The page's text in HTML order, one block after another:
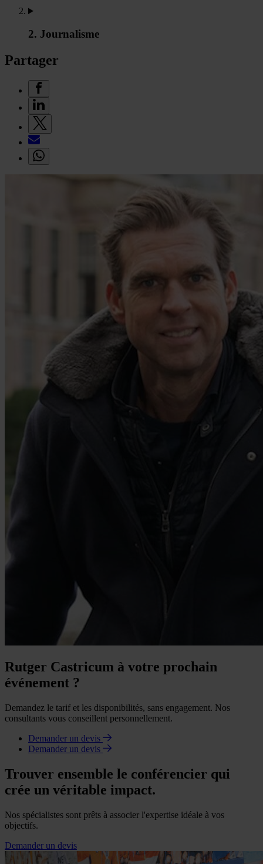
2. Journalisme
Partager
Rutger Castricum à votre prochain
événement ?
Demandez le tarif et les disponibilités, sans engagement. Nos
consultants vous conseillent personnellement.
Demander un devis
Demander un devis
Trouver ensemble le conférencier qui
crée un véritable impact.
Nos spécialistes sont prêts à associer l'expertise idéale à vos
objectifs.
Demander un devis